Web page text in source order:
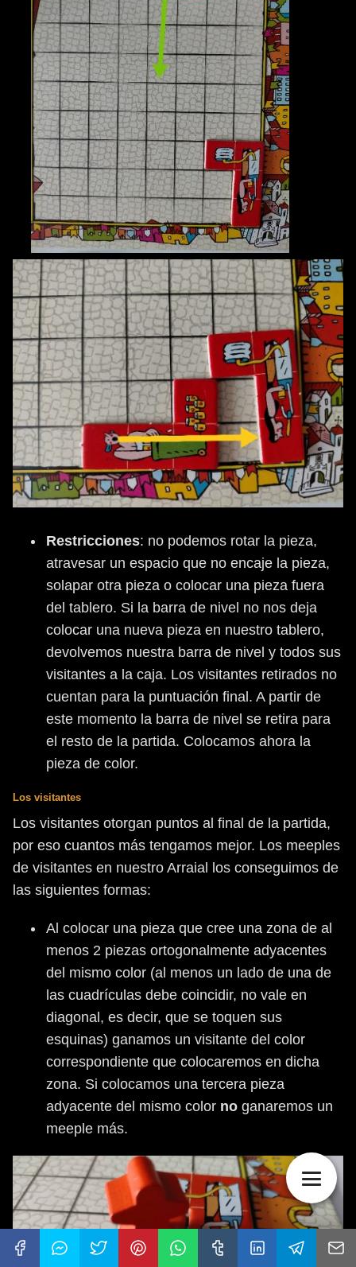
Restricciones: no podemos rotar la pieza,
atravesar un espacio que no encaje la pieza,
solapar otra pieza o colocar una pieza fuera
del tablero. Si la barra de nivel no nos deja
colocar una nueva pieza en nuestro tablero,
devolvemos nuestra barra de nivel y todos sus
visitantes a la caja. Los visitantes retirados no
cuentan para la puntuación final. A partir de
este momento la barra de nivel se retira para
el resto de la partida. Colocamos ahora la
pieza de color.
Los visitantes
Los visitantes otorgan puntos al final de la partida,
por eso cuantos más tengamos mejor. Los meeples
de visitantes en nuestro Arraial los conseguimos de
las siguientes formas:
Al colocar una pieza que cree una zona de al
menos 2 piezas ortogonalmente adyacentes
del mismo color (al menos un lado de una de
las cuadrículas debe coincidir, no vale en
diagonal, es decir, que se toquen sus
esquinas) ganamos un visitante del color
correspondiente que colocaremos en dicha
zona. Si colocamos una tercera pieza
adyacente del mismo color no ganaremos un
meeple más.